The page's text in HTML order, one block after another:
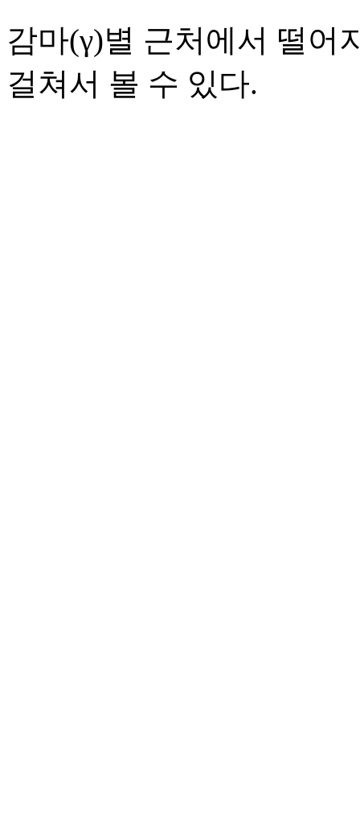
감마(γ)별 근처에서 떨어
걸쳐서 볼 수 있다.